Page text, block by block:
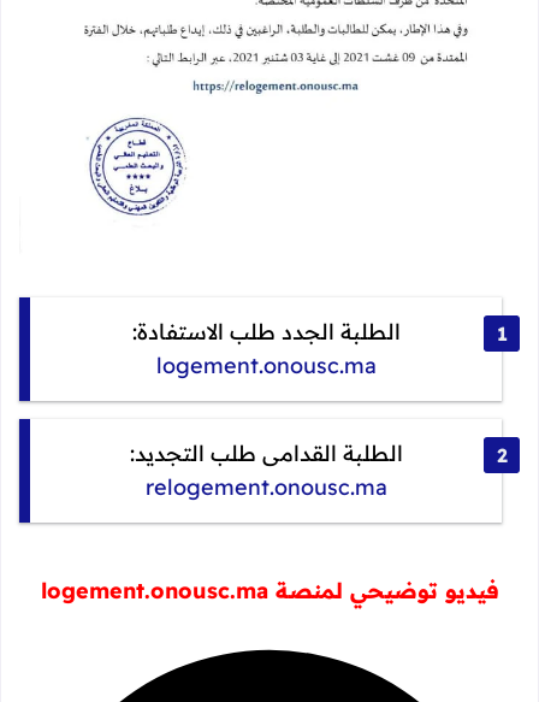
الطلبة الجدد طلب الاستفادة:
logement.onousc.ma
الطلبة القدامى طلب التجديد:
relogement.onousc.ma
فيديو توضيحي لمنصة logement.onousc.ma